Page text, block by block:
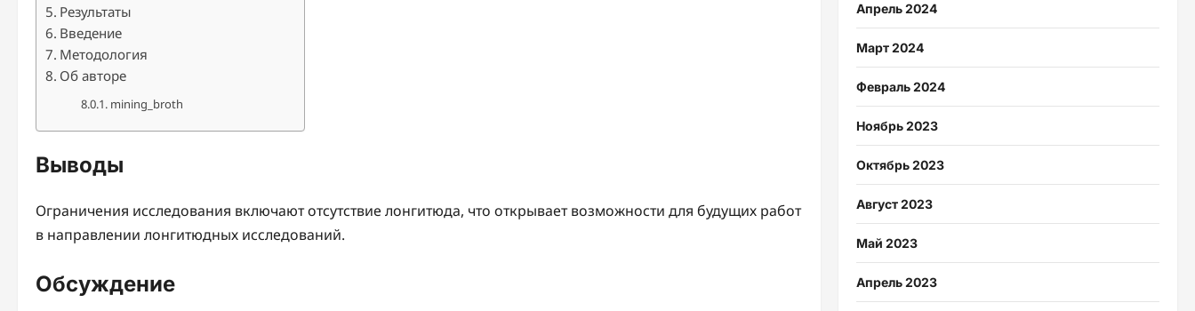
Результаты
Введение
Методология
Об авторе
mining_broth
Выводы
Ограничения исследования включают отсутствие лонгитюда, что открывает возможности для будущих работ
в направлении лонгитюдных исследований.
Обсуждение
Апрель 2024
Март 2024
Февраль 2024
Ноябрь 2023
Октябрь 2023
Август 2023
Май 2023
Апрель 2023